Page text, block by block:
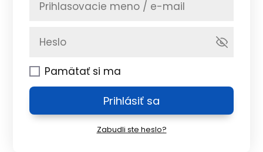
Pamätať si ma
Prihlásiť sa
Zabudli ste heslo?